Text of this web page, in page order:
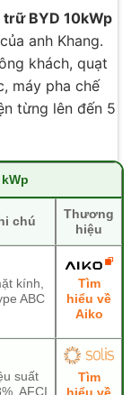
BYD 10kWp
anh Khang.
khách, quạt
máy pha chế
từng lên đến 5
chú
Thương
hiệu
kính,
ABC
Tìm
hiểu về
Aiko
suất
AFCI
Tìm